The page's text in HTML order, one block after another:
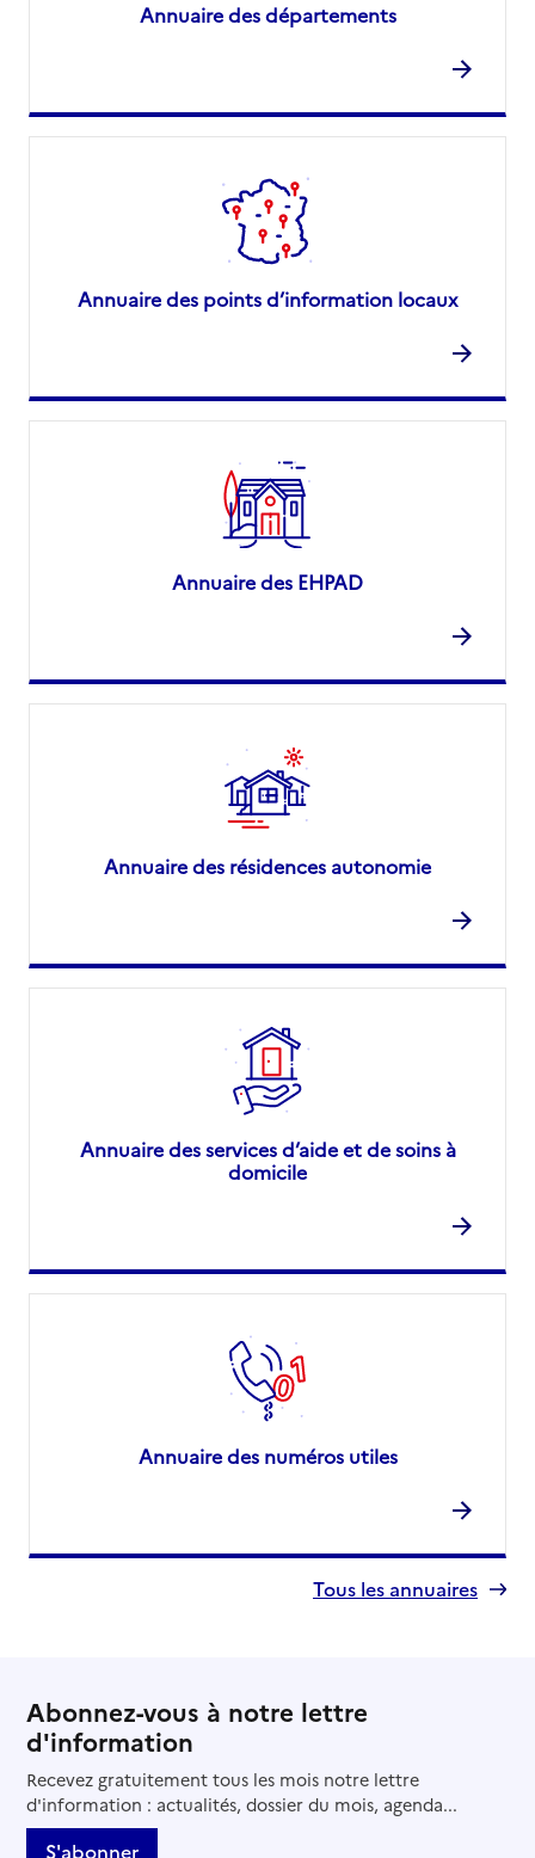
Annuaire des départements
Annuaire des points d’information locaux
Annuaire des EHPAD
Annuaire des résidences autonomie
Annuaire des services d’aide et de soins à
domicile
Annuaire des numéros utiles
Tous les annuaires
Abonnez-vous à notre lettre
d'information
Recevez gratuitement tous les mois notre lettre
d'information : actualités, dossier du mois, agenda...
S'abonner